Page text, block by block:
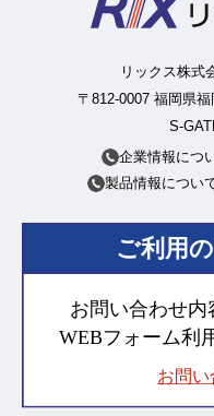
リックス株式
〒812-0007 福岡県
S-
企業情報につ
製品情報につい